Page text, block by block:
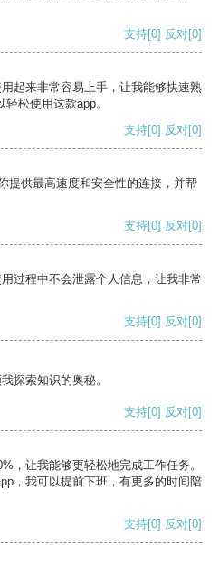
支持[0] 反对[0]
起来非常容易上手，让我能够快速熟
松使用这款app。
支持[0] 反对[0]
提供最高速度和安全性的连接，并帮
支持[0] 反对[0]
过程中不会泄露个人信息，让我非常
支持[0] 反对[0]
探索知识的奥秘。
支持[0] 反对[0]
，让我能够更轻松地完成工作任务。
，我可以提前下班，有更多的时间陪
支持[0] 反对[0]